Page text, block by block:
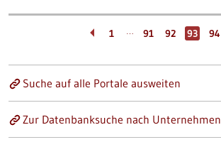
1 … 91 92 93 94
Suche auf alle Portale ausweiten
Zur Datenbanksuche nach Unternehmen